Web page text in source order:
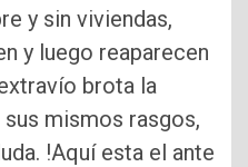
y sin viviendas,
y luego reaparecen
brota la
mismos rasgos,
!Aquí esta el ante